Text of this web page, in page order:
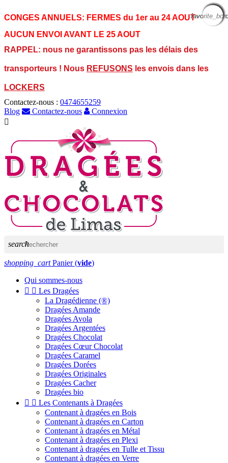
CONGES ANNUELS: FERMES du 1er au 24 AOUT
AUCUN ENVOI AVANT LE 25 AOUT
RAPPEL: nous ne garantissons pas les délais des
transporteurs ! Nous REFUSONS les envois dans les
LOCKERS
Contactez-nous : 0474655259
Blog
Contactez-nous
Connexion

search
shopping_cart Panier (vide)
Qui sommes-nous
  Les Dragées
La Dragédienne (®)
Dragées Amande
Dragées Avola
Dragées Argentées
Dragées Chocolat
Dragées Cœur Chocolat
Dragées Caramel
Dragées Dorées
Dragées Originales
Dragées Cacher
Dragées bio
  Les Contenants à Dragées
Contenant à dragées en Bois
Contenant à dragées en Carton
Contenant à dragées en Métal
Contenant à dragées en Plexi
Contenant à dragées en Tulle et Tissu
Contenant à dragées en Verre